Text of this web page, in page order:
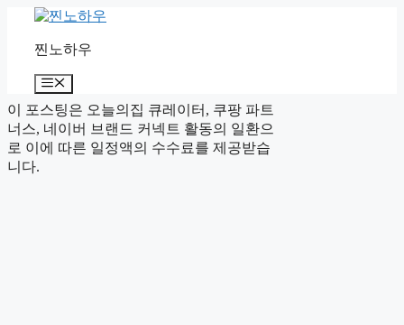
너
뛰
기
찐노하우
메
이 포스팅은 오늘의집 큐레이터, 쿠팡 파트
너스, 네이버 브랜드 커넥트 활동의 일환으
로 이에 따른 일정액의 수수료를 제공받습
니다.